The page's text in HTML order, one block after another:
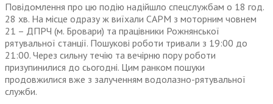
Повідомлення про цю подію надійшло спецслужбам о 18 год.
28 хв. На місце одразу ж виїхали САРМ з моторним човнем
21 – ДПРЧ (м. Бровари) та працівники Рожнянської
рятувальної станції. Пошукові роботи тривали з 19:00 до
21:00. Через сильну течію та вечірню пору роботи
призупинилися до сьогодні. Цим ранком пошуки
продовжилися вже з залученням водолазно-рятувальної
служби.